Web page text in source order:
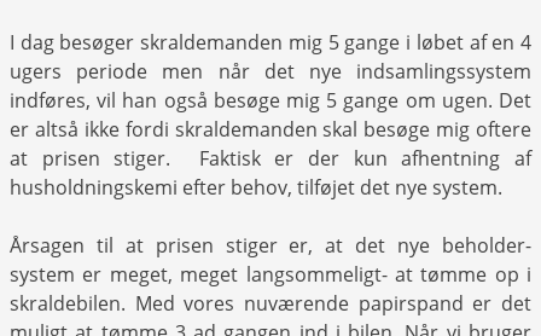
I dag besøger skraldemanden mig 5 gange i løbet af en 4
ugers periode men når det nye indsamlingssystem
indføres, vil han også besøge mig 5 gange om ugen. Det
er altså ikke fordi skraldemanden skal besøge mig oftere
at prisen stiger. Faktisk er der kun afhentning af
husholdningskemi efter behov, tilføjet det nye system.
Årsagen til at prisen stiger er, at det nye beholder-
system er meget, meget langsommeligt- at tømme op i
skraldebilen. Med vores nuværende papirspand er det